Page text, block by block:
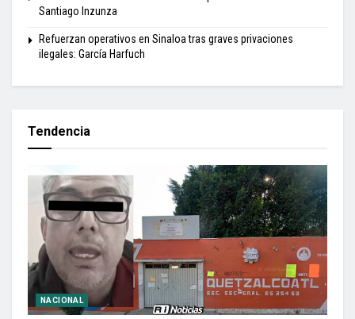
Santiago Inzunza
Refuerzan operativos en Sinaloa tras graves privaciones
ilegales: García Harfuch
Tendencia
NACIONAL